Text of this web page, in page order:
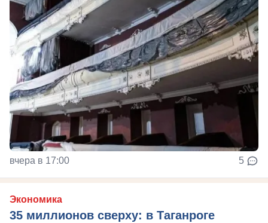
вчера в 17:00 5
Экономика
35 миллионов сверху: в Таганроге